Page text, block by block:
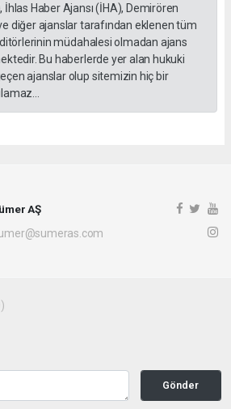
İhlas Haber Ajansı (İHA), Demirören
diğer ajanslar tarafından eklenen tüm
müdahalesi olmadan ajans
Bu haberlerde yer alan hukuki
ajanslar olup sitemizin hiç bir
AŞ
Gönder